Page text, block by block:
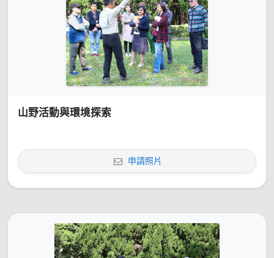
山野活動與環境探索
申請照片